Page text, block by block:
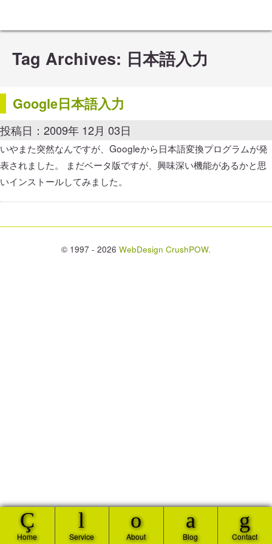
Ç
Home
l
Service
o
About
a
Blog
g
Contact
Tag Archives: 日本語入力
Google日本語入力
投稿日：2009年 12月 03日
いやまた突然なんですが、Googleから日本語変換プログラムが発
表されました。 まだベータ版ですが、興味深い機能があるかと思
いインストールしてみました。
© 1997 - 2026 WebDesign CrushPOW.